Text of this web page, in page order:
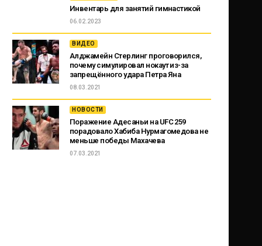
Инвентарь для занятий гимнастикой
06.02.2023
ВИДЕО
Алджамейн Стерлинг проговорился,
почему симулировал нокаут из-за
запрещённого удара Петра Яна
08.03.2021
НОВОСТИ
Поражение Адесаньи на UFC 259
порадовало Хабиба Нурмагомедова не
меньше победы Махачева
07.03.2021